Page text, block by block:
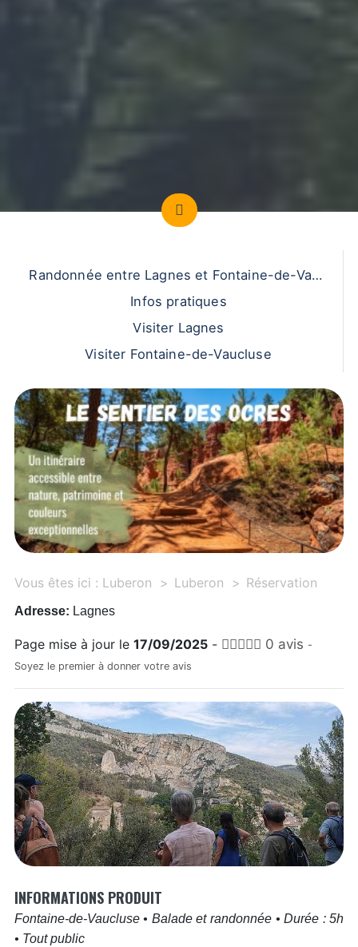
Randonnée entre Lagnes et Fontaine-de-Vauc
luse
Infos pratiques
Visiter Lagnes
Visiter Fontaine-de-Vaucluse
Vous êtes ici : Luberon Luberon Réservation
Adresse: Lagnes
Page mise à jour le 17/09/2025- 0 avis -
Soyez le premier à donner votre avis
INFORMATIONS PRODUIT
Fontaine-de-Vaucluse• Balade et randonnée •Durée : 5h
• Tout public